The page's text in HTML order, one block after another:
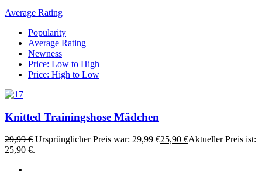
Average Rating
Popularity
Average Rating
Newness
Price: Low to High
Price: High to Low
Knitted Trainingshose Mädchen
29,99€ Ursprünglicher Preis war: 29,99 €25,90 €Aktueller Preis ist:
25,90 €.